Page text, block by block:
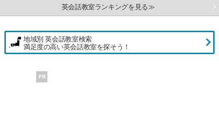
英会話教室ランキングを見る≫
地域別 英会話教室検索
満足度の高い英会話教室を探そう！
PR